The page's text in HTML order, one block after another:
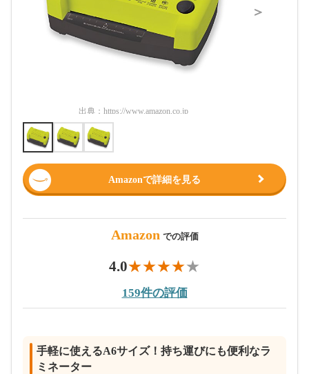
出典： https://www.amazon.co.jp
＞
Amazonで詳細を見る
Amazon での評価
4.0
159件の評価
手軽に使えるA6サイズ！持ち運びにも便利なラ
ミネーター